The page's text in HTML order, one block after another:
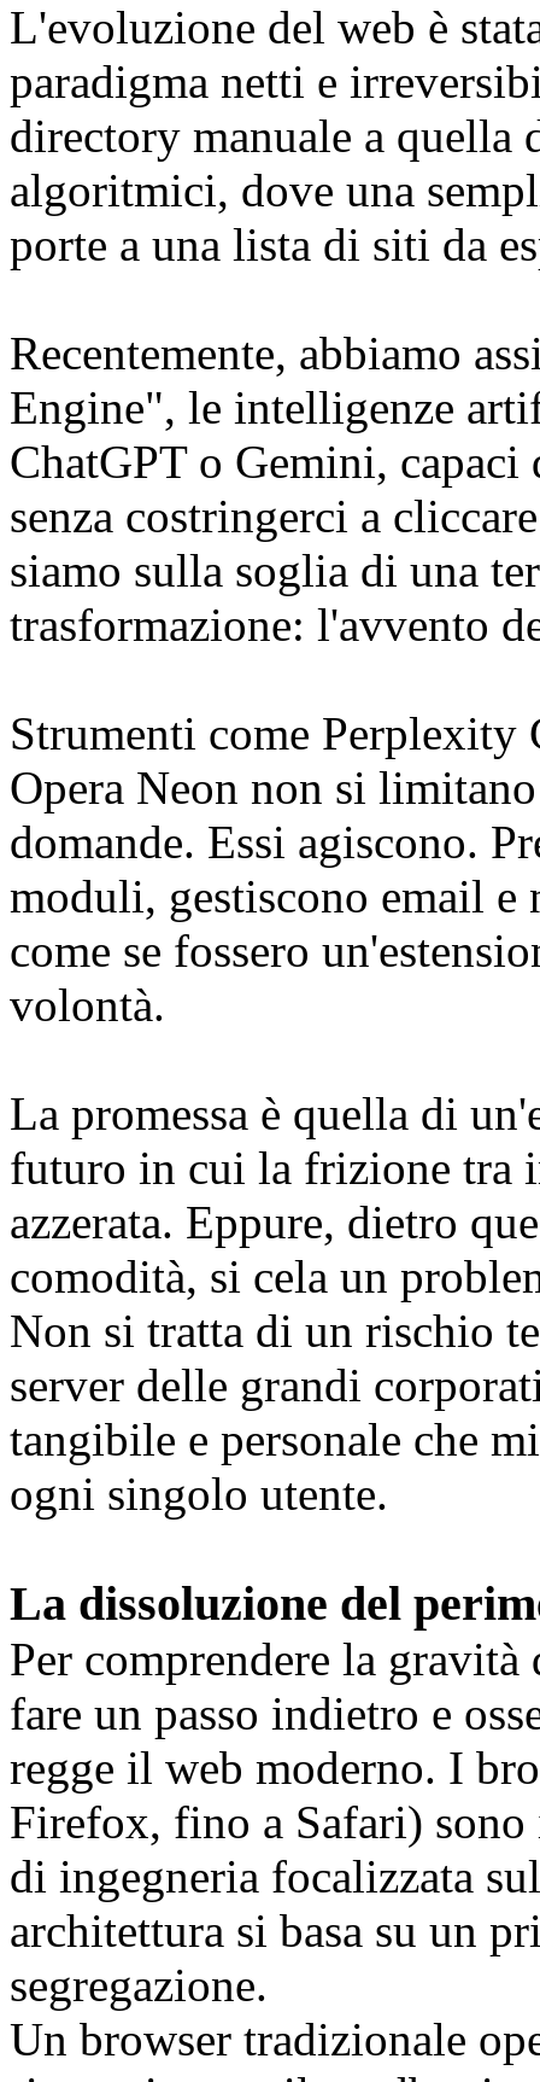
L'evoluzione del web è
paradigma netti e
directory manuale a quella
algoritmici, dove una
porte a una lista di siti da
Recentemente, abbiamo
Engine", le intelligenze
ChatGPT o Gemini,
senza costringerci a
siamo sulla soglia di una
trasformazione: l'avvento
Strumenti come Perplexity
Opera Neon non si
domande. Essi agiscono.
moduli, gestiscono email e
come se fossero
volontà.
La promessa è quella di
futuro in cui la frizione tra
azzerata. Eppure, dietro
comodità, si cela un
Non si tratta di un rischio
server delle grandi
tangibile e personale che
ogni singolo utente.
La dissoluzione del
Per comprendere la gravità
fare un passo indietro e
regge il web moderno. I
Firefox, fino a Safari)
di ingegneria focalizzata
architettura si basa su un
segregazione.
Un browser tradizionale